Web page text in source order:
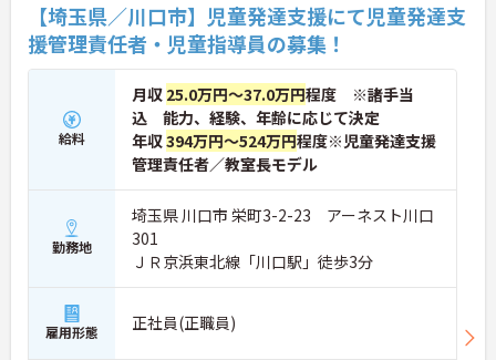
【埼玉県／川口市】児童発達支援にて児童発達支
援管理責任者・児童指導員の募集！
給料
月収 25.0万円～37.0万円程度 ※諸手当
込 能力、経験、年齢に応じて決定
年収394万円～524万円程度※児童発達支援
管理責任者／教室長モデル
勤務地
埼玉県 川口市 栄町3-2-23 アーネスト川口
301
ＪＲ京浜東北線「川口駅」徒歩3分
雇用形態 正社員(正職員)